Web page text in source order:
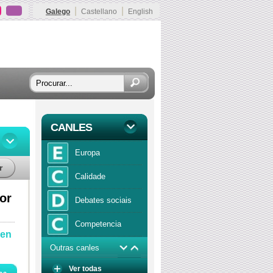
Galego Castellano English
CANLES
Europa
Calidade
Debates sociais
Competencia
Economía
Outras canles
Ver todas